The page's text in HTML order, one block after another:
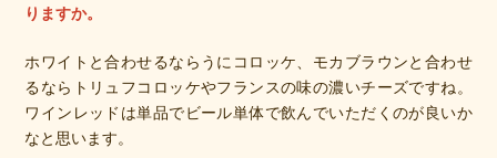
りますか。
ホワイトと合わせるならうにコロッケ、モカブラウンと合わせ
るならトリュフコロッケやフランスの味の濃いチーズですね。
ワインレッドは単品でビール単体で飲んでいただくのが良いか
なと思います。